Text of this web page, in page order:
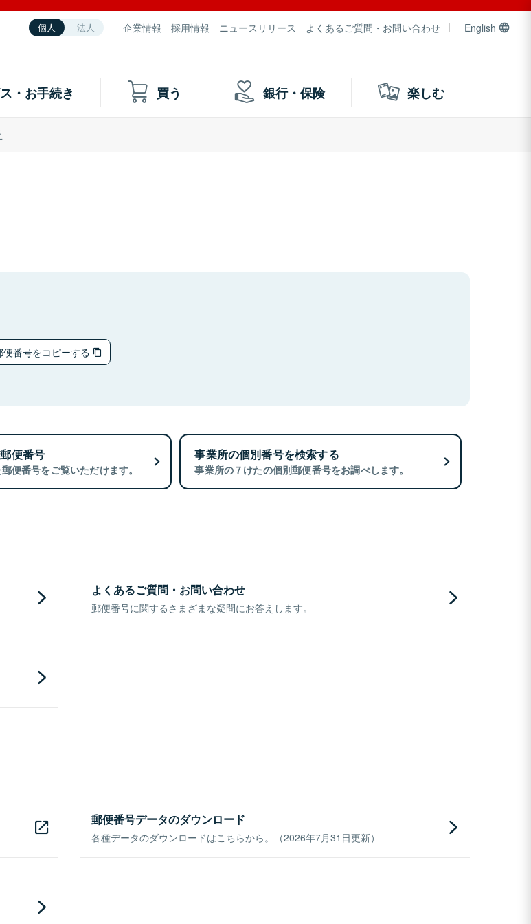
個人 法人 企業情報 採用情報 ニュースリリース よくあるご質問・お問い合わせ English
・お手続き 買う 銀行・保険 楽しむ
便番号をコピーする
便番号
便番号をご覧いただけます。
事業所の個別番号を検索する
事業所の７けたの個別郵便番号をお調べします。
よくあるご質問・お問い合わせ
郵便番号に関するさまざまな疑問にお答えします。
郵便番号データのダウンロード
各種データのダウンロードはこちらから。（2026年7月31日更新）